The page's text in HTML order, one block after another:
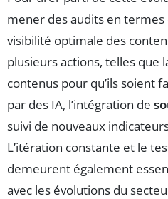
mener des audits en termes
visibilité optimale des
plusieurs actions, telles que
contenus pour qu’ils soient
par des IA, l’intégration de
suivi de nouveaux
L’itération constante et le
demeurent également
avec les évolutions du